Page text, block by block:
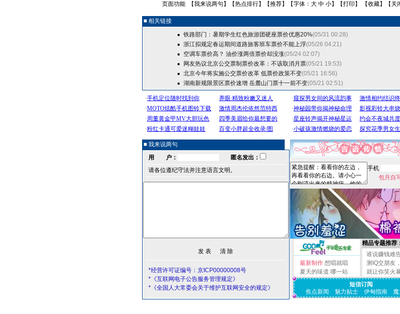
页面功能 【我来说两句 】【热点排行】【推荐】【字体： 大 中 小】【打印 】 【收藏】【 关
■ 相关链接
铁路部门：暑期学生红色旅游团硬座票价优惠20%(05/31 00:28)
浙江拟规定春运期间道路旅客班车票价不能上浮(05/26 04:21)
空调车票价高？ 油价涨两倍票价却没涨(05/24 02:07)
网友热议北京公交票制票价改革：不该取消月票(05/21 19:53)
北京今年将实施公交票价改革 低票价政策不变(05/21 16:56)
湖南新规限景区票价速增 岳麓山门票十一前不变(05/21 02:51)
■ 我来说两句
用 户：
匿名发出：
请各位遵纪守法并注意语言文明。
*经营许可证编号：京ICP00000008号
*《互联网电子公告服务管理规定》
*《全国人大常委会关于维护互联网安全的规定》
手机
包月自
最新制作 想唱就唱
夏天的味道 哪一站
精品专题推荐
谁说赚钱难
测IQ交朋友
就让你笑火
短信订阅
焦点新闻
魅力贴士 伊甸指南